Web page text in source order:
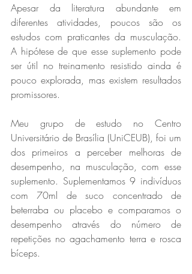
Apesar da literatura abundante em
diferentes atividades, poucos são os
estudos com praticantes da musculação.
A hipótese de que esse suplemento pode
ser útil no treinamento resistido ainda é
pouco explorada, mas existem resultados
promissores.
Meu grupo de estudo no Centro
Universitário de Brasília (UniCEUB), foi um
dos primeiros a perceber melhoras de
desempenho, na musculação, com esse
suplemento. Suplementamos 9 indivíduos
com 70ml de suco concentrado de
beterraba ou placebo e comparamos o
desempenho através do número de
repetições no agachamento terra e rosca
bíceps.